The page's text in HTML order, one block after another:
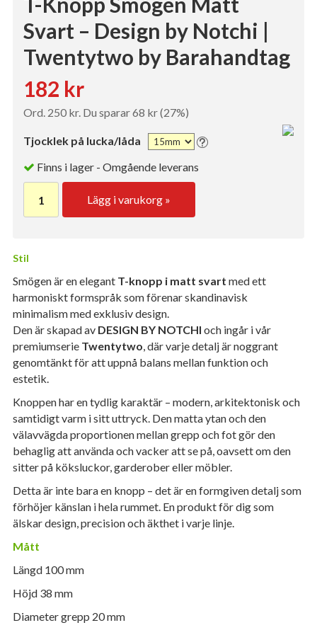
Svart – Design by Notchi |
Twentytwo by Barahandtag
182 kr
Ord. 250 kr. Du sparar 68 kr (27%)
Tjocklek på lucka/låda
Finns i lager - Omgående leverans
Lägg i varukorg »
Stil
Smögen är en elegant T-knopp i matt svart med ett
harmoniskt formspråk som förenar skandinavisk
minimalism med exklusiv design.
Den är skapad av DESIGN BY NOTCHI och ingår i vår
premiumserie Twentytwo, där varje detalj är noggrant
genomtänkt för att uppnå balans mellan funktion och
estetik.
Knoppen har en tydlig karaktär – modern, arkitektonisk och
samtidigt varm i sitt uttryck. Den matta ytan och den
välavvägda proportionen mellan grepp och fot gör den
behaglig att använda och vacker att se på, oavsett om den
sitter på köksluckor, garderober eller möbler.
Detta är inte bara en knopp – det är en formgiven detalj som
förhöjer känslan i hela rummet. En produkt för dig som
älskar design, precision och äkthet i varje linje.
Mått
Längd 100 mm
Höjd 38 mm
Diameter grepp 20 mm